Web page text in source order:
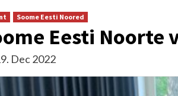
Soome Eesti Noored
Eesti Noorte
Dec 2022